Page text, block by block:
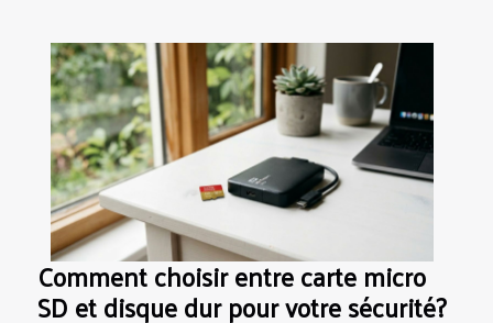
Comment choisir entre carte micro
SD et disque dur pour votre sécurité?